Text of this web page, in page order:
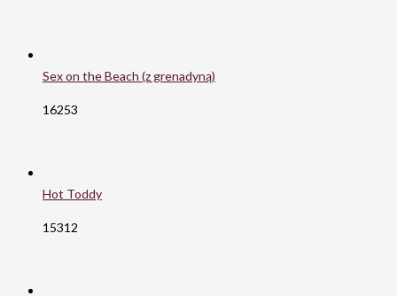
Sex on the Beach (z grenadyną)
16253
Hot Toddy
15312